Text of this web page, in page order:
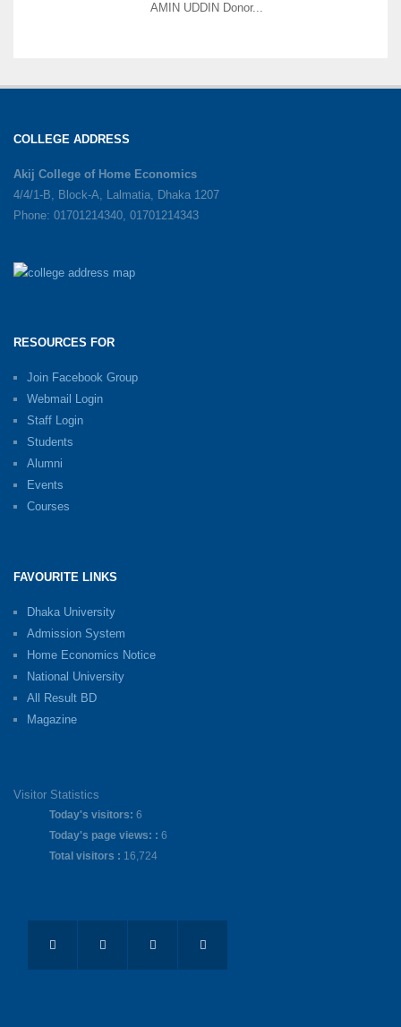
AMIN UDDIN Donor...
COLLEGE ADDRESS
Akij College of Home Economics
4/4/1-B, Block-A, Lalmatia, Dhaka 1207
Phone: 01701214340, 01701214343
RESOURCES FOR
Join Facebook Group
Webmail Login
Staff Login
Students
Alumni
Events
Courses
FAVOURITE LINKS
Dhaka University
Admission System
Home Economics Notice
National University
All Result BD
Magazine
Visitor Statistics
Today's visitors: 6
Today's page views: : 6
Total visitors : 16,724